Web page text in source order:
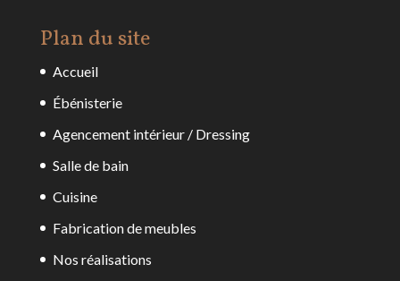
Plan du site
Accueil
Ébénisterie
Agencement intérieur / Dressing
Salle de bain
Cuisine
Fabrication de meubles
Nos réalisations